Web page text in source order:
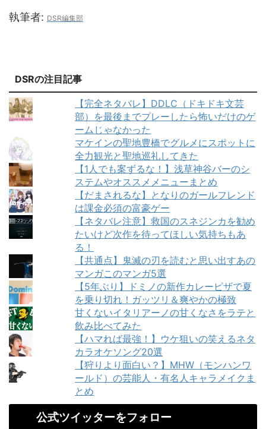
執筆者: DSR編集部
DSRの注目記事
【完全ネタバレ】DDLC（ドキドキ文芸
部）を最後までプレーしたら怖いだけのゲ
ームじゃなかった
マケインの聖地豊橋でグルメにスポットに
全力観光と聖地巡礼してきた
【1人でも案ずるな！】浅草神谷バーのシ
ステムやオススメメニューまとめ
【だまされるな】となりのガールフレンド
は課金必須の富豪ゲー
【ネタバレ注意】救国のスネジンカを勧め
たいけど次作を待ってほしい気持ちもあ
る！
【共通点】鬼滅の刃を読むと思い出すあの
マンガこのマンガ5選
【5年ぶり】ドミノの新作カレーピザで夏
を乗り切れ！ガッツリ＆爽やかの極致
甘くないイタリアーノの甘くなさをラテと
飲み比べてみた
【ハマれば最強！】ウケ狙いの笑えるネタ
カラオケソング20選
【狩りより面白い？】MHW（モンハンワ
ールド）の芸能人・有名人キャラメイクま
とめ
公式ツイッターをフォロー